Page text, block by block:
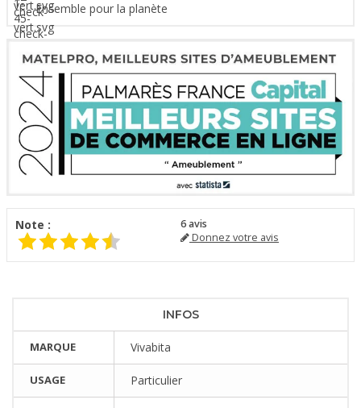
Ensemble pour la planète
Note : 6avis
Donnez votre avis
INFOS
MARQUE Vivabita
USAGE Particulier